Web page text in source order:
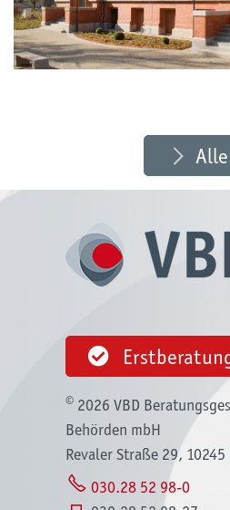
© 2026 VBD
Behörden mbH
Revaler Straße 29,
030.28 52 98-0